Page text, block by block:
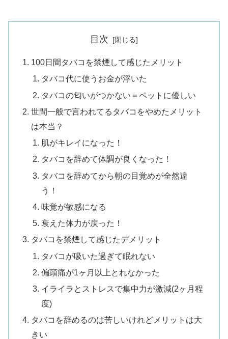
目次
100日間タバコを禁煙して感じたメリット
タバコ代に使うお金が浮いた
タバコの匂いがつかない＝ペットに優しい
世間一般で言われてるタバコをやめたメリット
は本当？
肌がキレイになった！
タバコを辞めて体調が良くなった！
タバコを辞めてから朝の目覚めが全然違
う！
味覚が敏感になる
衰えた体力が戻った！
タバコを禁煙して感じたデメリット
タバコが吸いた過ぎて眠れない
偏頭痛が1ヶ月以上とれなかった
イライラとストレスで集中力が激減(2ヶ月程
度)
タバコを辞めるのは苦しいけれどメリットは大
きい